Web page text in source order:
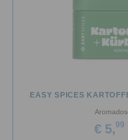
EASY SPICES
€ 5,99